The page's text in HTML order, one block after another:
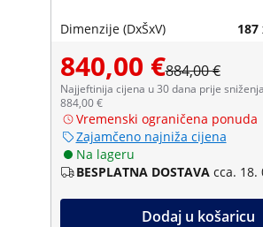
Dimenzije (DxŠxV) 187
840,00 €884,00 €
Najjeftinija cijena u 30 dana prije
884,00 €
Vremenski ograničena ponuda
Zajamčeno najniža cijena
Na lageru
BESPLATNA DOSTAVA cca. 18.
Dodaj u košaricu